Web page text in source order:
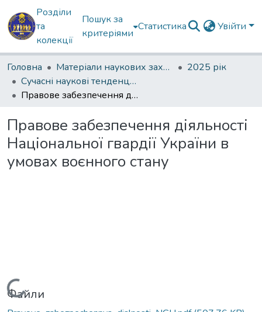
Розділи
та
колекції
Пошук за
критеріями
Статистика Увійти
Головна Матеріали наукових заходів
2025 рік
Сучасні наукові тенденції в роботах молодих вчених : ІІІ науково-практична конференція
Правове забезпечення діяльності Національної гвардії України в умовах воєнного стану
Правове забезпечення діяльності
Національної гвардії України в
умовах воєнного стану
Вантажиться...
Файли